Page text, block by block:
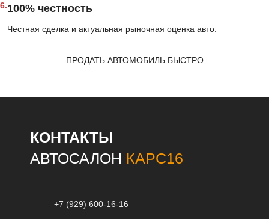
6.100% честность
Честная сделка и актуальная рыночная оценка авто.
ПРОДАТЬ АВТОМОБИЛЬ БЫСТРО
КОНТАКТЫ
АВТОСАЛОН КАРС16
+7 (929) 600-16-16